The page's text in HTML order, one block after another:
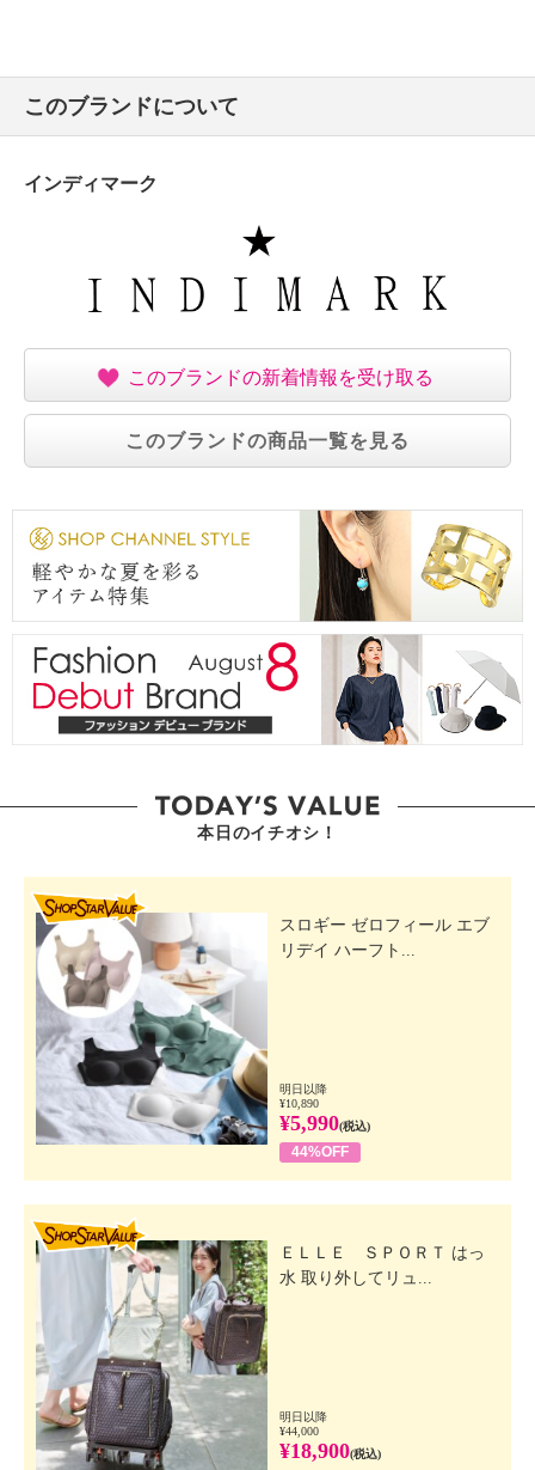
このブランドについて
インディマーク
このブランドの新着情報を受け取る
このブランドの商品一覧を見る
本日のイチオシ！
スロギー ゼロフィール エブ
リデイ ハーフト...
明日以降
¥10,890
¥5,990(税込)
44%OFF
ＥＬＬＥ ＳＰＯＲＴ はっ
水 取り外してリュ...
明日以降
¥44,000
¥18,900(税込)